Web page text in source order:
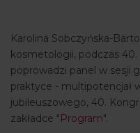
Karolina Sobczyńska-
kosmetologii, podczas
poprowadzi panel w sesji
praktyce - multipotencjał
jubileuszowego, 40.
zakładce "Program".